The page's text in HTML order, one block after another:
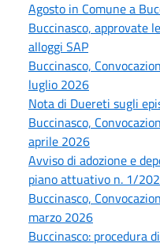
Agosto in Comune a
Buccinasco, approvate
alloggi SAP
Buccinasco,
luglio 2026
Nota di Duereti sugli
Buccinasco,
aprile 2026
Avviso di adozione e
piano attuativo n. 1/
Buccinasco,
marzo 2026
Buccinasco: procedura